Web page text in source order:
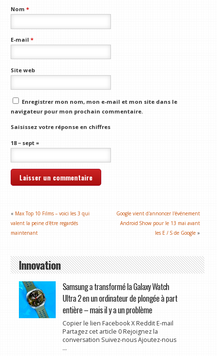
Nom*
E-mail*
Site web
Enregistrer mon nom, mon e-mail et mon site dans le
navigateur pour mon prochain commentaire.
Saisissez votre réponse en chiffres
18 − sept =
« Max Top 10 Films – voici les 3 qui
valent la peine d'être regardés
maintenant
Google vient d'annoncer l'événement
Android Show pour le 13 mai avant
les E / S de Google »
Innovation
Samsung a transformé la Galaxy Watch
Ultra 2 en un ordinateur de plongée à part
entière – mais il y a un problème
Copier le lien Facebook X Reddit E-mail
Partagez cet article 0 Rejoignez la
conversation Suivez-nous Ajoutez-nous
...